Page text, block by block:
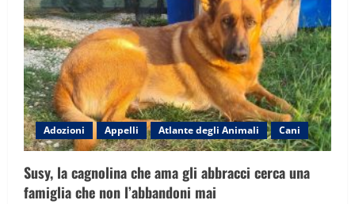
Adozioni Appelli Atlante degli Animali Cani
Susy, la cagnolina che ama gli abbracci cerca una
famiglia che non l’abbandoni mai